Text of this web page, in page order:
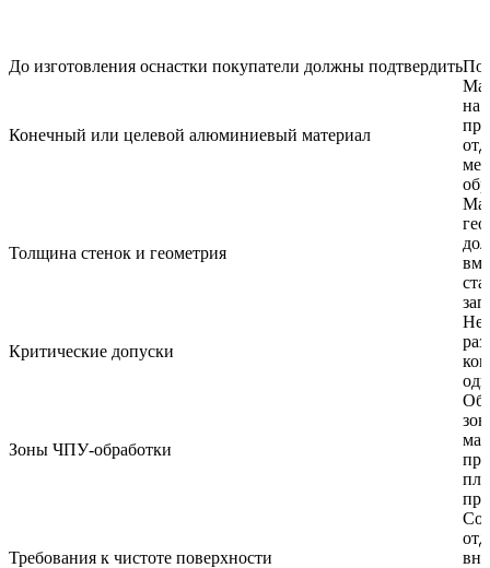
До изготовления оснастки покупатели должны подтвердить
Конечный или целевой алюминиевый материал
на
Толщина стенок и геометрия
Критические допуски
Не
Зоны ЧПУ-обработки
Требования к чистоте поверхности